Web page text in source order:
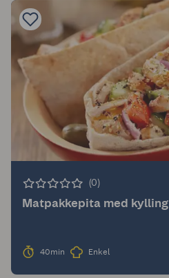
(0)
Matpakkepita med kylling
40min Enkel